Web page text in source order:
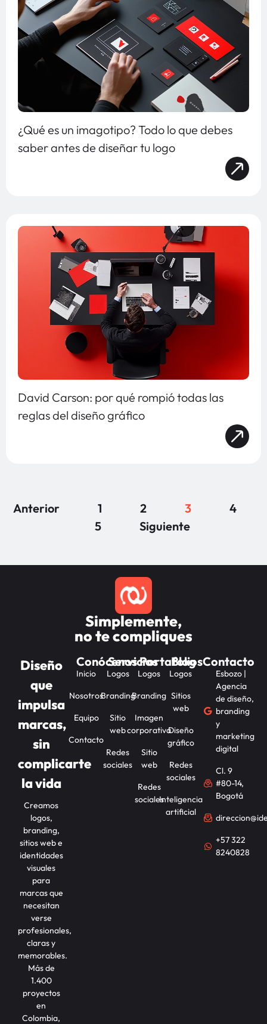
¿Qué es un imagotipo? Todo lo que debes
saber antes de diseñar tu logo
David Carson: por qué rompió todas las
reglas del diseño gráfico
Anterior 1 2 3
4
5
Siguiente
Simplemente,
no te compliques
Diseño
que
impulsa
marcas,
sin
complicarte
la vida
Creamos
logos,
branding,
sitios web e
identidades
visuales
para
marcas que
necesitan
verse
profesionales,
claras y
memorables.
Más de
1.400
proyectos
en
Colombia,
Conócenos
Inicio
Nosotros
Equipo
Contacto
Servicios
Logos
Branding
Sitio
web
Redes
sociales
Portafolios
Logos
Branding
Imagen
corporativa
Sitio
web
Redes
sociales
Blog
Logos
Sitios
web
Diseño
gráfico
Redes
sociales
Inteligencia
artificial
Contacto
Esbozo |
Agencia
de diseño,
branding
y
marketing
digital
Cl. 9
#80-14,
Bogotá
+57 322
8240828